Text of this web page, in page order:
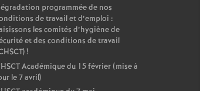
programmée de nos
de travail et d’emploi :
les comités d’hygiène de
et des conditions de travail
!
Académique du 15 février (mise à
le 7 avril)